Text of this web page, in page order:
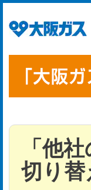
「他
切り